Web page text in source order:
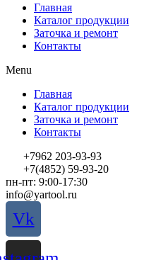
Главная
Каталог продукции
Заточка и ремонт
Контакты
Menu
Главная
Каталог продукции
Заточка и ремонт
Контакты
+7962 203-93-93
+7(4852) 59-93-20
пн-пт: 9:00-17:30
info@yartool.ru
Vk